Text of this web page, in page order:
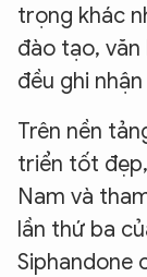
trọng khác
đào tạo, văn
đều ghi
Trên nền
triển tốt
Nam và
lần thứ ba
Siphandone